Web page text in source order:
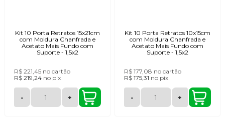
Kit 10 Porta Retratos 15x21cm
com Moldura Chanfrada e
Acetato Mais Fundo com
Suporte - 1,5x2
R$ 221,45 no cartão
R$ 219,24 no pix
- +
Kit 10 Porta Retratos 10x15cm
com Moldura Chanfrada e
Acetato Mais Fundo com
Suporte - 1,5x2
R$ 177,08 no cartão
R$ 175,31 no pix
- +